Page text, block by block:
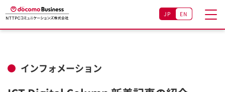
JP EN
インフォメーション